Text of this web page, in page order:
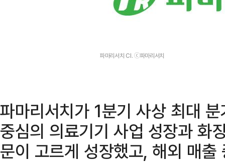
파마리서치 CI. ⓒ파마리서치
파마리서치가 1분기 사상 최대
중심의 의료기기 사업 성장과 화
문이 고르게 성장했고, 해외 매